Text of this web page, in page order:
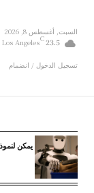
السبت, أغسطس 8, 2026
23.5
C
Los Angeles
تسجيل الدخول / انضمام